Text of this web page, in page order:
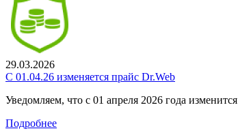
29.03.2026
С 01.04.26 изменяется прайс Dr.Web
Уведомляем, что с 01 апреля 2026 года
Подробнее